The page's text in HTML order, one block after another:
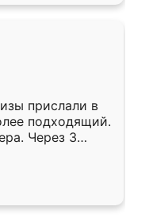
прислали в
подходящий.
Через 3
Остались
Ренессанс